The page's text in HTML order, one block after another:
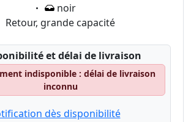
Eigenschaft:
noir
Retour, grande capacité
et délai de livraison
indisponible : délai de livraison
inconnu
dès disponibilité